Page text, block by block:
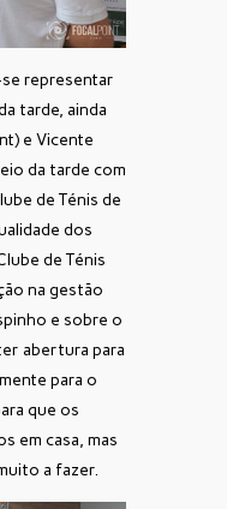
representar
tarde, ainda
e Vicente
da tarde com
de Ténis de
dos
de Ténis
na gestão
e sobre o
abertura para
para o
que os
em casa, mas
a fazer.